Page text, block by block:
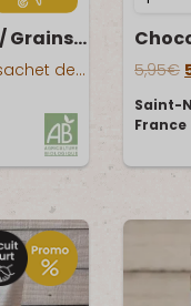
Café du Pérou / Grains 250g
était : 8,50€.
actuel est : 7,50€.
de 250g 5,95€
Saint-
France
/
au